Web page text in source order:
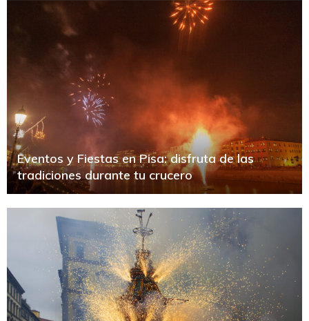
Eventos y Fiestas en Pisa: disfruta de las
tradiciones durante tu crucero